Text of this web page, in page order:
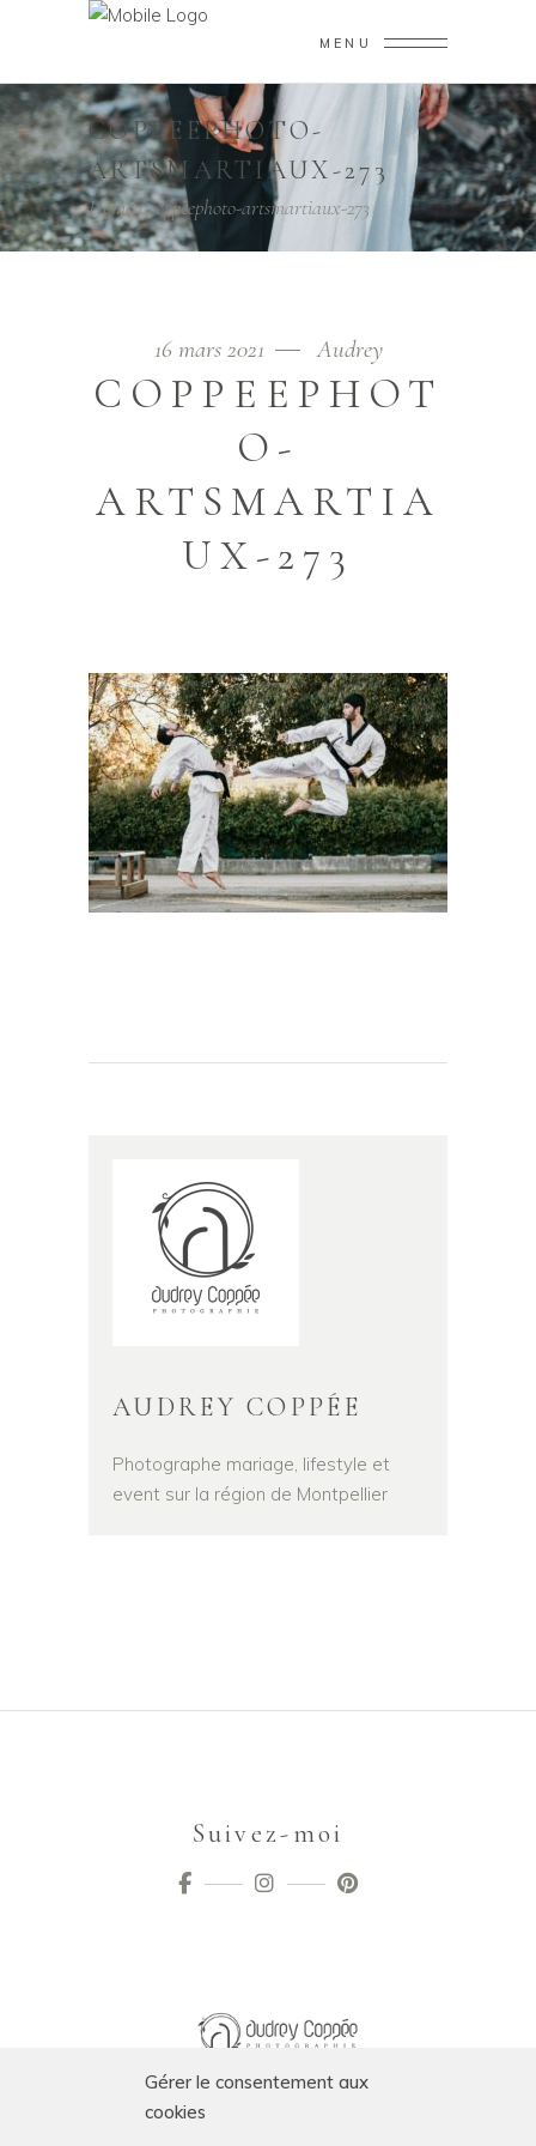
Gérer le consentement aux
cookies
MENU
COPPEEPHOTO-
ARTSMARTIAUX-273
Home/coppeephoto-artsmartiaux-273
16 mars 2021 Audrey
COPPEEPHOT
O-
ARTSMARTIA
UX-273
AUDREY COPPÉE
Photographe mariage, lifestyle et
event sur la région de Montpellier
Suivez-moi